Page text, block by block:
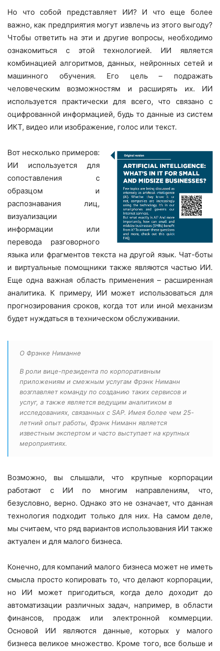
Но что собой представляет ИИ? И что еще более
важно, как предприятия могут извлечь из этого выгоду?
Чтобы ответить на эти и другие вопросы, необходимо
ознакомиться с этой технологией. ИИ является
комбинацией алгоритмов, данных, нейронных сетей и
машинного обучения. Его цель – подражать
человеческим возможностям и расширять их. ИИ
используется практически для всего, что связано с
оцифрованной информацией, будь то данные из систем
ИКТ, видео или изображение, голос или текст.
Вот несколько примеров:
ИИ используется для
сопоставления с
образцом и
распознавания лиц,
визуализации
информации или
перевода разговорного
языка или фрагментов текста на другой язык. Чат-боты
и виртуальные помощники также являются частью ИИ.
Еще одна важная область применения – расширенная
аналитика. К примеру, ИИ может использоваться для
прогнозирования сроков, когда тот или иной механизм
будет нуждаться в техническом обслуживании.
О Фрэнке Ниманне
В роли вице-президента по корпоративным
приложениям и смежным услугам Фрэнк Ниманн
возглавляет команду по созданию таких сервисов и
услуг, а также является ведущим аналитиком в
исследованиях, связанных с SAP. Имея более чем 25-
летний опыт работы, Фрэнк Ниманн является
известным экспертом и часто выступает на крупных
мероприятиях.
Возможно, вы слышали, что крупные корпорации
работают с ИИ по многим направлениям, что,
безусловно, верно. Однако это не означает, что данная
технология подходит только для них. На самом деле,
мы считаем, что ряд вариантов использования ИИ также
актуален и для малого бизнеса.
Конечно, для компаний малого бизнеса может не иметь
смысла просто копировать то, что делают корпорации,
но ИИ может пригодиться, когда дело доходит до
автоматизации различных задач, например, в области
финансов, продаж или электронной коммерции.
Основой ИИ являются данные, которых у малого
бизнеса великое множество. Кроме того, все больше и